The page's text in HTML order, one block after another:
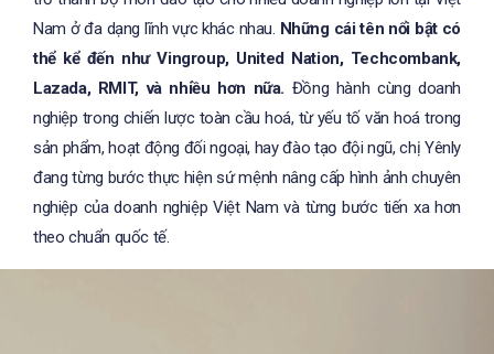
Nam ở đa dạng lĩnh vực khác nhau. Những cái tên nổi bật có
thể kể đến như Vingroup, United Nation, Techcombank,
Lazada, RMIT, và nhiều hơn nữa. Đồng hành cùng doanh
nghiệp trong chiến lược toàn cầu hoá, từ yếu tố văn hoá trong
sản phẩm, hoạt động đối ngoại, hay đào tạo đội ngũ, chị Yênly
đang từng bước thực hiện sứ mệnh nâng cấp hình ảnh chuyên
nghiệp của doanh nghiệp Việt Nam và từng bước tiến xa hơn
theo chuẩn quốc tế.